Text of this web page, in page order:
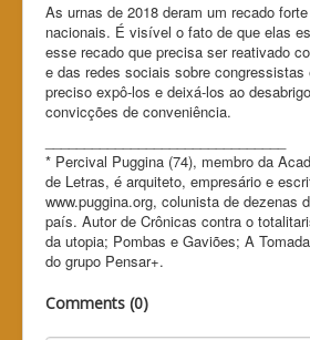
As urnas de 2018 deram um recado
nacionais. É visível o fato de que elas
esse recado que precisa ser reativado
e das redes sociais sobre
preciso expô-los e deixá-los ao
convicções de conveniência.
* Percival Puggina (74), membro da
de Letras, é arquiteto, empresário e
www.puggina.org, colunista de dezenas
país. Autor de Crônicas contra o
da utopia; Pombas e Gaviões; A
do grupo Pensar+.
Comments (0)